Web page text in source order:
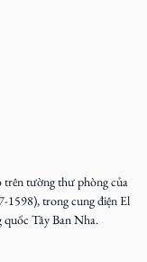
trên tường thư phòng của
1598), trong cung điện El
Tây Ban Nha.